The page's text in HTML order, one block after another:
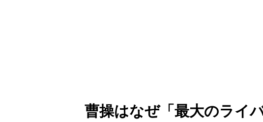
曹操はなぜ「最大のライ